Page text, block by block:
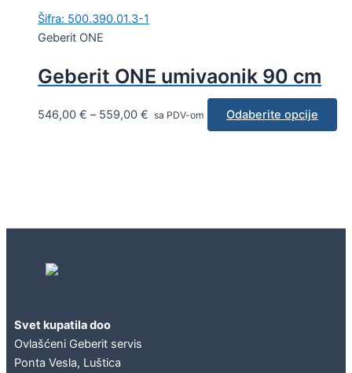
Šifra: 500.390.01.3-1
Geberit ONE
Geberit ONE umivaonik 90 cm
546,00 € – 559,00 € sa PDV-om Odaberite opcije
Svet kupatila doo
Ovlašćeni Geberit servis
Ponta Vesla, Luštica